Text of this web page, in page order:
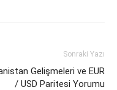
Sonraki Yazı
Gelişmeleri ve EUR
/ USD Paritesi Yorumu